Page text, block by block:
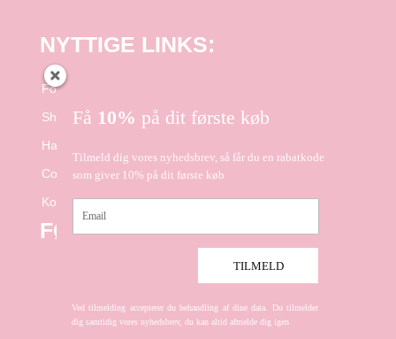
NYTTIGE LINKS:
Forside
Shop
Handelsbetingelser
Cookie- og Privatlivspolitik
Kontakt
FØLG OS PÅ FACEBOOK
Få 10% på dit første køb
Tilmeld dig vores nyhedsbrev, så får du en rabatkode
som giver 10% på dit første køb
Ved tilmelding accepterer du behandling af dine data. Du tilmelder
dig samtidig vores nyhedsbrev, du kan altid afmelde dig igen
Email
TILMELD